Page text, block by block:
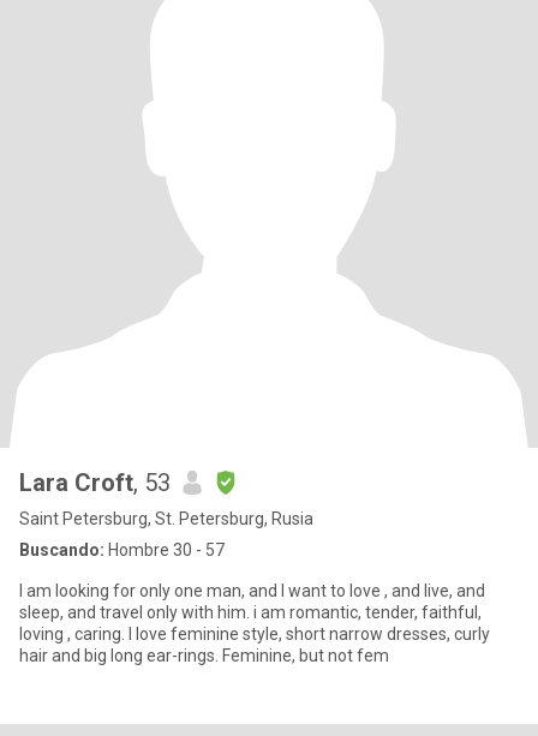
Lara Croft, 53
Saint Petersburg, St. Petersburg, Rusia
Buscando: Hombre 30 - 57
I am looking for only one man, and I want to love , and live, and
sleep, and travel only with him. i am romantic, tender, faithful,
loving , caring. I love feminine style, short narrow dresses, curly
hair and big long ear-rings. Feminine, but not fem